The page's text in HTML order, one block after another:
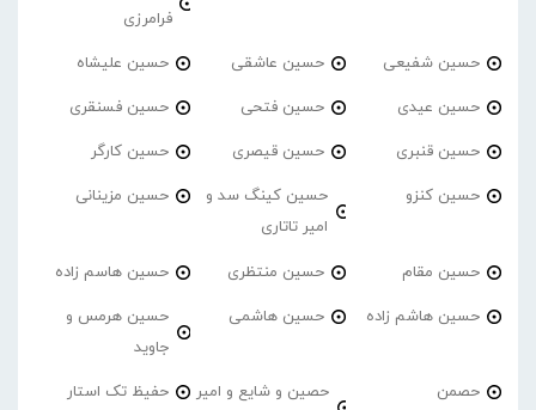
فرامرزی
حسین شفیعی حسین عاشقی حسین علیشاه
حسین عیدی حسین فتحی حسین فسنقری
حسین قنبری حسین قیصری حسین کارگر
حسین کنزو
حسین کینگ سد و
امیر تاتاری
حسین مزینانی
حسین مقام حسین منتظری حسین هاسم زاده
حسین هاشم زاده حسین هاشمی
حسین هرمس و
جاوید
حصمن
حصین و شایع و امیر
حفیظ تک استار